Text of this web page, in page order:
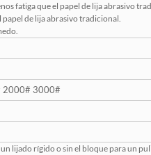
fatiga que el papel de lija abrasivo
de lija abrasivo tradicional.
2000# 3000#
lijado rígido o sin el bloque para un